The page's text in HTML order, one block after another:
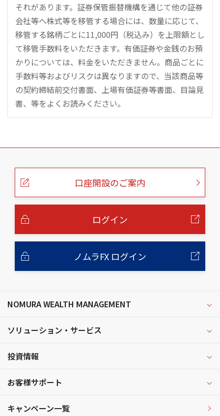
それがあります。証券保管振替機構を通じて他の証券
会社等へ株式等を移管する場合には、数量に応じて、
移管する銘柄ごとに11,000円（税込み）を上限額とし
て移管手数料をいただきます。有価証券や金銭のお預
かりについては、料金をいただきません。商品ごとに
手数料等およびリスクは異なりますので、当該商品等
の契約締結前交付書面、上場有価証券等書面、目論見
書、等をよくお読みください。
こ
口座開設のご案内
ログイン
ノムラFX ログイン
NOMURA WEALTH MANAGEMENT
ソリューション・サービス
投資情報
お客様サポート
キャンペーン一覧